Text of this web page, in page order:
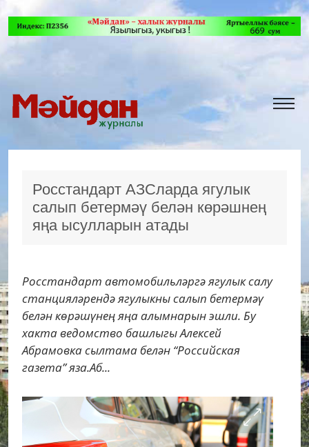
Росстандарт АЗСларда ягулык
салып бетермәү белән көрәшнең
яңа ысулларын атады
Росстандарт автомобильләргә ягулык салу
станцияләрендә ягулыкны салып бетермәү
белән көрәшүнең яңа алымнарын эшли. Бу
хакта ведомство башлыгы Алексей
Абрамовка сылтама белән “Российская
газета” яза.Аб...